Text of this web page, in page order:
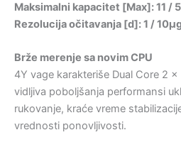
Maksimalni kapacitet [Max]: 11 /
Rezolucija očitavanja [d]: 1 /
Brže merenje sa novim CPU
4Y vage karakteriše Dual Core 2
vidljiva poboljšanja performansi
rukovanje, kraće vreme
vrednosti ponovljivosti.